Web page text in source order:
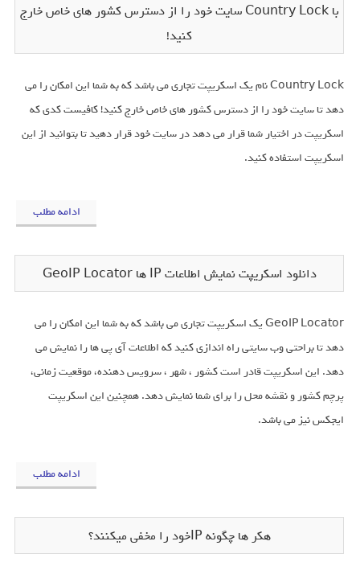
با Country Lock سایت خود را از دسترس کشور های خاص خارج
کنید!
Country Lock نام یک اسکریپت تجاری می باشد که به شما این امکان را می
دهد تا سایت خود را از دسترس کشور های خاص خارج کنید! کافیست کدی که
اسکریپت در اختیار شما قرار می دهد در سایت خود قرار دهید تا بتوانید از این
اسکریپت استفاده کنید.
ادامه مطلب
دانلود اسکریپت نمایش اطلاعات IP ها GeoIP Locator
GeoIP Locator یک اسکریپت تجاری می باشد که به شما این امکان را می
دهد تا براحتی وب سایتی راه اندازی کنید که اطلاعات آی پی ها را نمایش می
دهد. این اسکریپت قادر است کشور ، شهر ، سرویس دهنده، موقعیت زمانی،
پرچم کشور و نقشه محل را برای شما نمایش دهد. همچنین این اسکریپت
ایجکس نیز می باشد.
ادامه مطلب
هکر ها چگونه IPخود را مخفی میکنند؟